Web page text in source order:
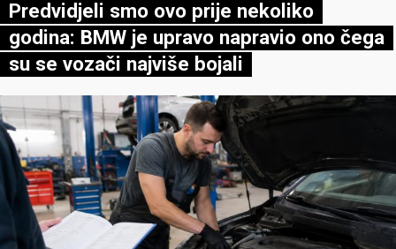
Predvidjeli smo ovo prije nekoliko
godina: BMW je upravo napravio ono čega
su se vozači najviše bojali